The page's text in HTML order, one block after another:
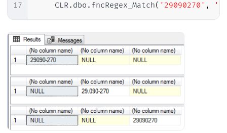
17
    CLR
. dbo . fncRegex_Match( '29090270' ,